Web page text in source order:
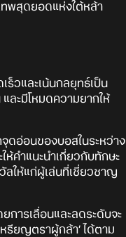
ทพสุดยอดแห่งใต้หล้า
ร็วและเน้นกลยุทธ์เป็น
ละมีโหมดความยากให้
ดอ่อนของบอสในระหว่าง
ห้คำแนะนำเกี่ยวกับทักษะ
ลให้แก่ผู้เล่นที่เชี่ยวชาญ
การเลื่อนและลดระดับจะ
รียญตราผู้กล้า’ ได้ตาม